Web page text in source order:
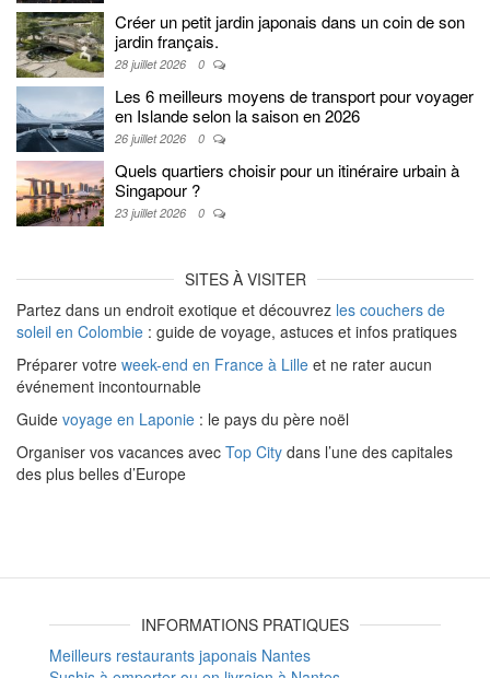
Créer un petit jardin japonais dans un coin de son
jardin français.
28 juillet 2026 0
Les 6 meilleurs moyens de transport pour voyager
en Islande selon la saison en 2026
26 juillet 2026 0
Quels quartiers choisir pour un itinéraire urbain à
Singapour ?
23 juillet 2026 0
SITES À VISITER
Partez dans un endroit exotique et découvrez les couchers de
soleil en Colombie : guide de voyage, astuces et infos pratiques
Préparer votre week-end en France à Lille et ne rater aucun
événement incontournable
Guide voyage en Laponie : le pays du père noël
Organiser vos vacances avec Top City dans l’une des capitales
des plus belles d’Europe
INFORMATIONS PRATIQUES
Meilleurs restaurants japonais Nantes